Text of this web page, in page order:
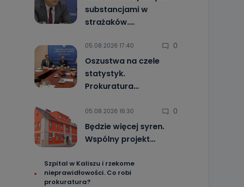
substancjami w
strażaków.…
05.08.2026 17:40 0
Oszustwa na czele
statystyk.
Prokuratura…
05.08.2026 16:30 0
Będzie więcej syren.
Wspólny projekt…
Szpital w Kaliszu i rzekome
nieprawidłowości. Co robi
prokuratura?